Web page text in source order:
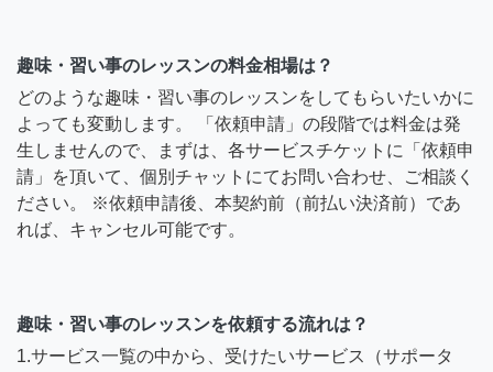
趣味・習い事のレッスンの料金相場は？
どのような趣味・習い事のレッスンをしてもらいたいかに
よっても変動します。 「依頼申請」の段階では料金は発
生しませんので、まずは、各サービスチケットに「依頼申
請」を頂いて、個別チャットにてお問い合わせ、ご相談く
ださい。 ※依頼申請後、本契約前（前払い決済前）であ
れば、キャンセル可能です。
趣味・習い事のレッスンを依頼する流れは？
1.サービス一覧の中から、受けたいサービス（サポータ